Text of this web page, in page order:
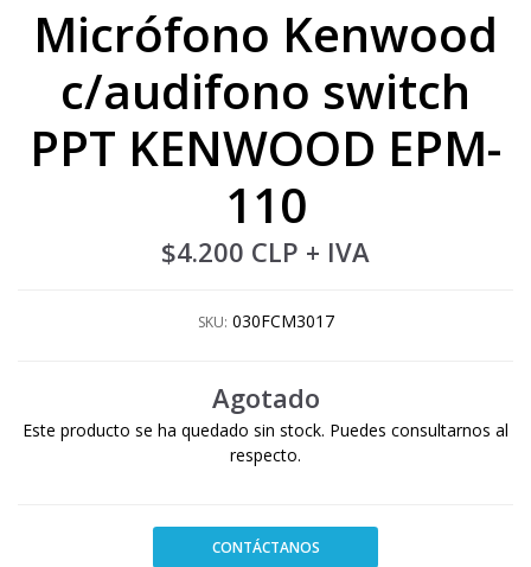
Micrófono Kenwood
c/audifono switch
PPT KENWOOD EPM-
110
$4.200 CLP + IVA
SKU: 030FCM3017
Agotado
Este producto se ha quedado sin stock. Puedes consultarnos al
respecto.
CONTÁCTANOS